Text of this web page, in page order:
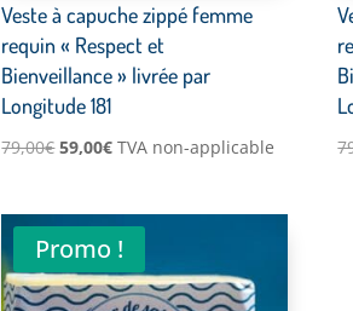
Veste à capuche zippé femme
requin « Respect et
Bienveillance » livrée par
Longitude 181
79,00€Le
initial
était :
79,00€.
59,00€Le
actuel
est :
59,00€.
TVA non-applicable
Promo !